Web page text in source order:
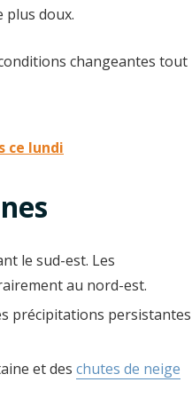
plus doux.
changeantes tout
ce lundi
le sud-est. Les
au nord-est.
précipitations persistantes
et des chutes de neige